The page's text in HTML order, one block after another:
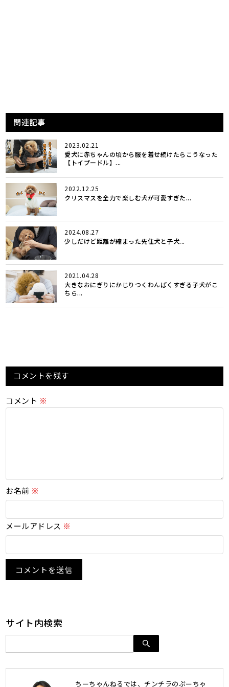
関連記事
2023.02.21
愛犬に赤ちゃんの頃から服を着せ続けたらこうなった
【トイプードル】...
2022.12.25
クリスマスを全力で楽しむ犬が可愛すぎた...
2024.08.27
少しだけど距離が縮まった先住犬と子犬...
2021.04.28
大きなおにぎりにかじりつくわんぱくすぎる子犬がこ
ちら...
コメントを残す
コメント ※
お名前 ※
メールアドレス ※
サイト内検索
ちーちゃんねるでは、チンチラのぷーちゃ